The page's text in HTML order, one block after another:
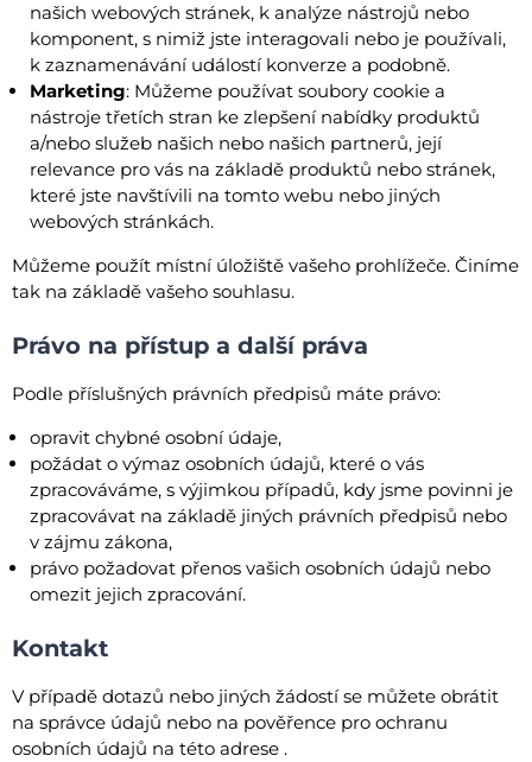
našich webových stránek, k analýze nástrojů nebo
komponent, s nimiž jste interagovali nebo je používali,
k zaznamenávání událostí konverze a podobně.
Marketing: Můžeme používat soubory cookie a
nástroje třetích stran ke zlepšení nabídky produktů
a/nebo služeb našich nebo našich partnerů, její
relevance pro vás na základě produktů nebo stránek,
které jste navštívili na tomto webu nebo jiných
webových stránkách.
Můžeme použít místní úložiště vašeho prohlížeče. Činíme
tak na základě vašeho souhlasu.
Právo na přístup a další práva
Podle příslušných právních předpisů máte právo:
opravit chybné osobní údaje,
požádat o výmaz osobních údajů, které o vás
zpracováváme, s výjimkou případů, kdy jsme povinni je
zpracovávat na základě jiných právních předpisů nebo
v zájmu zákona,
právo požadovat přenos vašich osobních údajů nebo
omezit jejich zpracování.
Kontakt
V případě dotazů nebo jiných žádostí se můžete obrátit
na správce údajů nebo na pověřence pro ochranu
osobních údajů na této adrese .